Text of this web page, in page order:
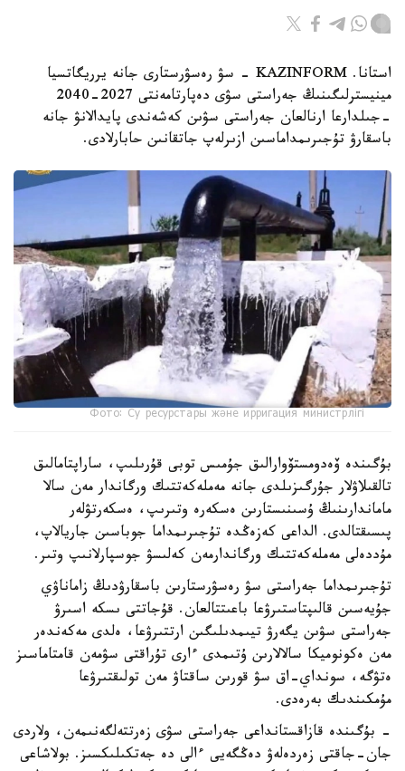
استانا. KAZINFORM - سۋ رەسۋرستارى جانە يرريگاتسيا
مينيسترلىگىنىڭ جەراستى سۋى دەپارتامەنتى 2027-2040
-جىلدارعا ارنالعان جەراستى سۋىن كەشەندى پايدالانۋ جانە
باسقارۋ تۇجىرىمداماسىن ازىرلەپ جاتقانىن حابارلادى.
Фото: Су ресурстары және ирригация министрлігі
بۇگىندە ۆەدومستۆوارالىق جۇمىس توبى قۇرىلىپ، ساراپتامالىق
تالقىلاۋلار جۇرگىزىلدى جانە مەملەكەتتىك ورگاندار مەن سالا
ماماندارىنىڭ ۇسىنىستارىن ەسكەرە وتىرىپ، ەسكەرتۋلەر
پىسىقتالدى. الداعى كەزەڭدە تۇجىرىمداما جوباسىن جاريالاپ،
مۇددەلى مەملەكەتتىك ورگاندارمەن كەلىسۋ جوسپارلانىپ وتىر.
تۇجىرىمداما جەراستى سۋ رەسۋرستارىن باسقارۋدىڭ زاماناۋي
جۇيەسىن قالىپتاستىرۋعا باعىتتالعان. قۇجاتتى ىسكە اسىرۋ
جەراستى سۋىن يگەرۋ تيىمدىلىگىن ارتتىرۋعا، ەلدى مەكەندەر
مەن ەكونوميكا سالالارىن ۇتىمدى ءارى تۇراقتى سۋمەن قامتاماسىز
ەتۋگە، سونداي-اق سۋ قورىن ساقتاۋ مەن تولىقتىرۋعا
مۇمكىندىك بەرەدى.
- بۇگىندە قازاقستانداعى جەراستى سۋى زەرتتەلگەنىمەن، ولاردى
جان-جاقتى زەردەلەۋ دەڭگەيى ءالى دە جەتكىلىكسىز. بولاشاعى